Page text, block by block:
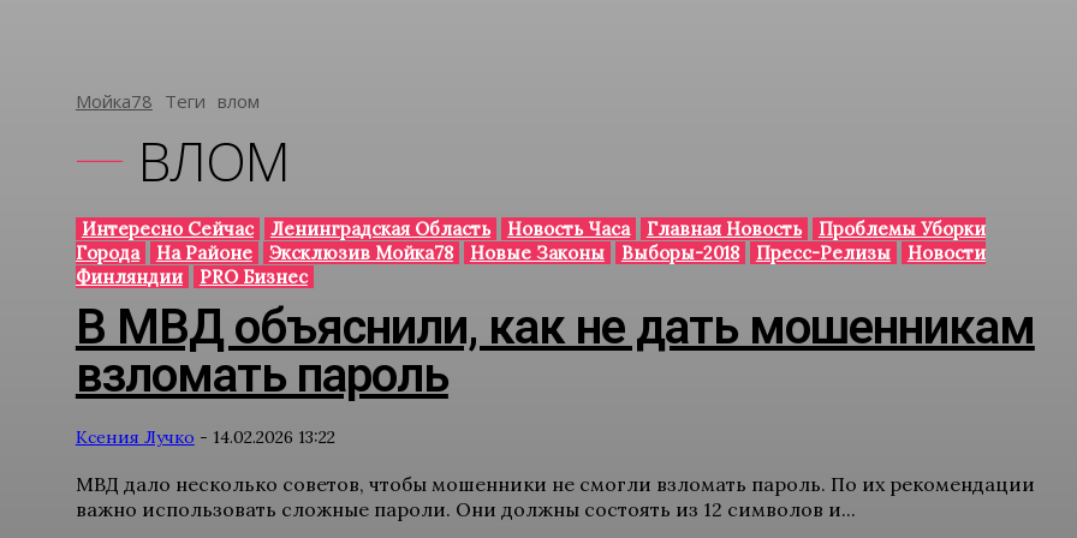
Мойка78 Теги Влом
ВЛОМ
Интересно Сейчас Ленинградская Область Новость Часа Главная Новость
Проблемы Уборки
Города
На Районе Эксклюзив Мойка78 Новые Законы Выборы-2018 Пресс-Релизы
Новости
Финляндии
PRO Бизнес
В МВД объяснили, как не дать мошенникам
взломать пароль
Ксения Лучко - 14.02.2026 13:22
МВД дало несколько советов, чтобы мошенники не смогли взломать пароль. По их рекомендации
важно использовать сложные пароли. Они должны состоять из 12 символов и...